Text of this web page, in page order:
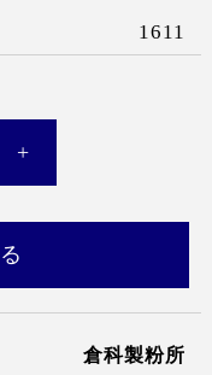
1611
+
倉科製粉所